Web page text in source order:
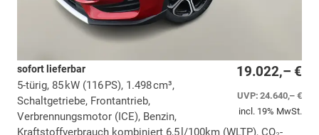
19.022,– €
UVP:24.640,– €
incl. 19% MwSt.
sofort lieferbar
5-türig, 85 kW (116 PS), 1.498 cm³,
Schaltgetriebe, Frontantrieb,
Verbrennungsmotor (ICE), Benzin,
Kraftstoffverbrauch kombiniert 6,5 l/100km (WLTP), CO₂-